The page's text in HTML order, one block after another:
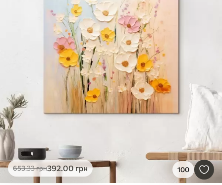
653.33грн392.00грн 100